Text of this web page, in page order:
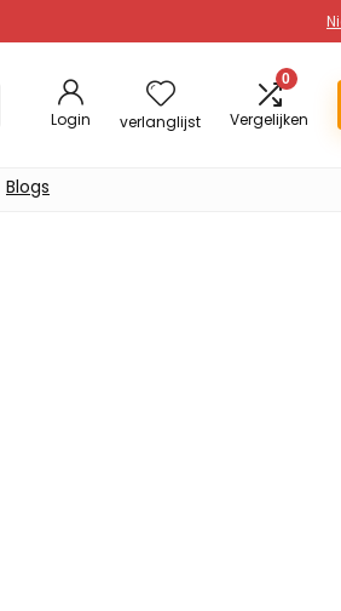
Login verlanglijst
0
Vergelijken
Blogs